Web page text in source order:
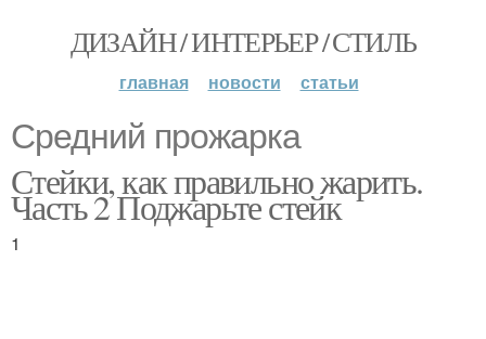
ДИЗАЙН / ИНТЕРЬЕР / СТИЛЬ
главная новости статьи
Средний прожарка
Стейки, как правильно жарить.
Часть 2 Поджарьте стейк
1